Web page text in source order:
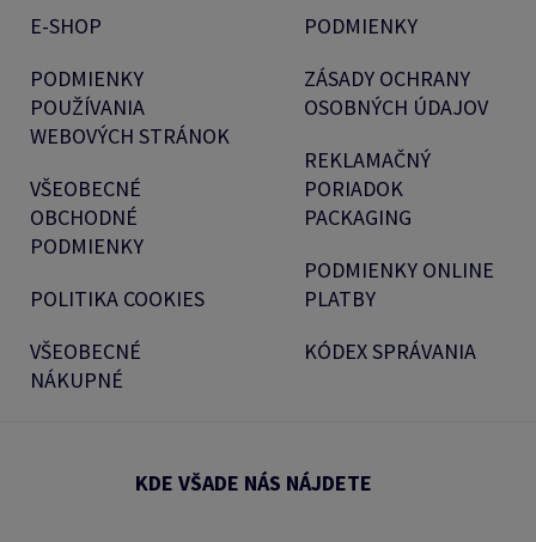
E-SHOP
PODMIENKY
POUŽÍVANIA
WEBOVÝCH STRÁNOK
VŠEOBECNÉ
OBCHODNÉ
PODMIENKY
POLITIKA COOKIES
VŠEOBECNÉ
NÁKUPNÉ
PODMIENKY
ZÁSADY OCHRANY
OSOBNÝCH ÚDAJOV
REKLAMAČNÝ
PORIADOK
PACKAGING
PODMIENKY ONLINE
PLATBY
KÓDEX SPRÁVANIA
KDE VŠADE NÁS NÁJDETE